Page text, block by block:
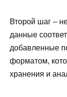
Второй шаг –
данные
добавленные
форматом,
хранения и